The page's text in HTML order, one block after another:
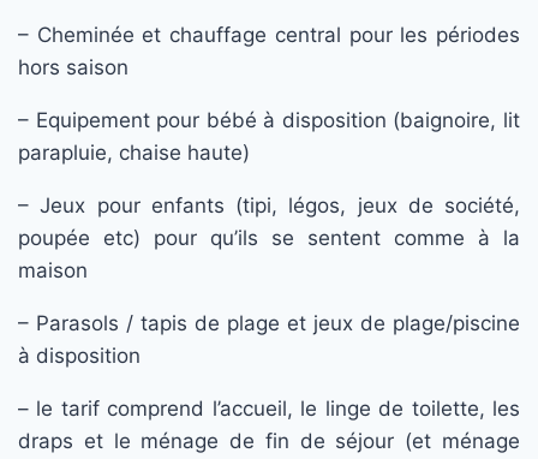
– Cheminée et chauffage central pour les périodes
hors saison
– Equipement pour bébé à disposition (baignoire, lit
parapluie, chaise haute)
– Jeux pour enfants (tipi, légos, jeux de société,
poupée etc) pour qu’ils se sentent comme à la
maison
– Parasols / tapis de plage et jeux de plage/piscine
à disposition
– le tarif comprend l’accueil, le linge de toilette, les
draps et le ménage de fin de séjour (et ménage